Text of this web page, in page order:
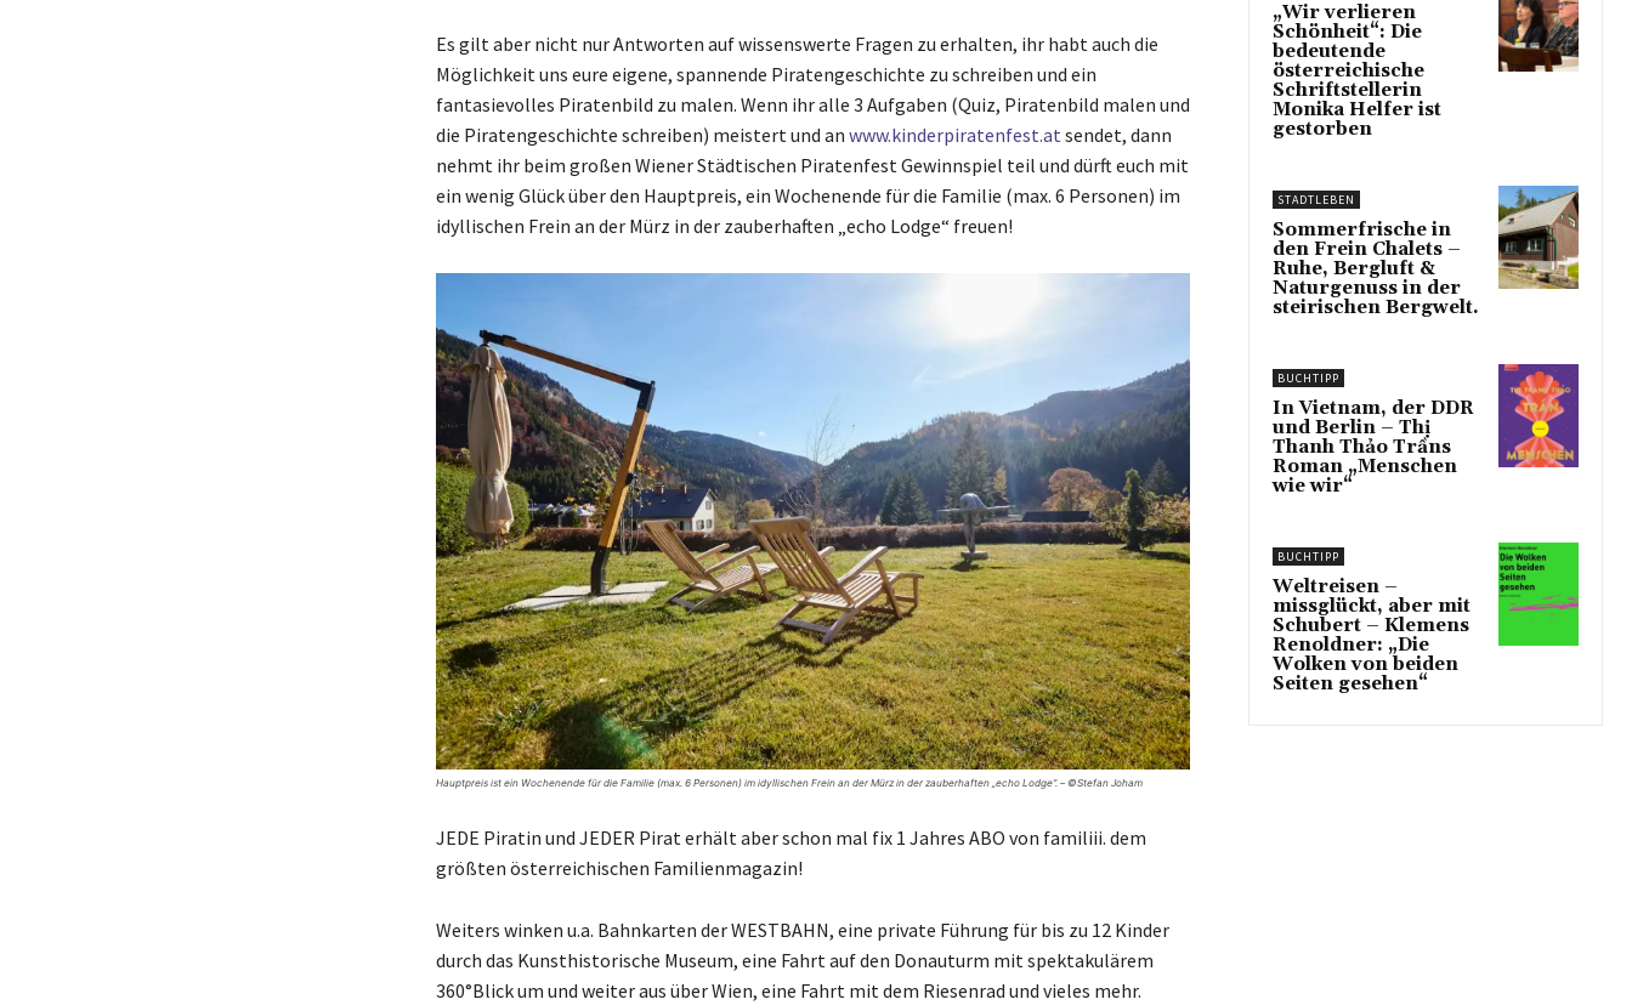
Es gilt aber nicht nur Antworten auf wissenswerte Fragen zu erhalten, ihr habt auch die
Möglichkeit uns eure eigene, spannende Piratengeschichte zu schreiben und ein
fantasievolles Piratenbild zu malen. Wenn ihr alle 3 Aufgaben (Quiz, Piratenbild malen und
die Piratengeschichte schreiben) meistert und an www.kinderpiratenfest.at sendet, dann
nehmt ihr beim großen Wiener Städtischen Piratenfest Gewinnspiel teil und dürft euch mit
ein wenig Glück über den Hauptpreis, ein Wochenende für die Familie (max. 6 Personen) im
idyllischen Frein an der Mürz in der zauberhaften „echo Lodge“ freuen!
Hauptpreis ist ein Wochenende für die Familie (max. 6 Personen) im idyllischen Frein an der Mürz in der zauberhaften „echo Lodge“. – ©Stefan Joham
JEDE Piratin und JEDER Pirat erhält aber schon mal fix 1 Jahres ABO von familiii. dem
größten österreichischen Familienmagazin!
Weiters winken u.a. Bahnkarten der WESTBAHN, eine private Führung für bis zu 12 Kinder
durch das Kunsthistorische Museum, eine Fahrt auf den Donauturm mit spektakulärem
360°Blick um und weiter aus über Wien, eine Fahrt mit dem Riesenrad und vieles mehr.
„Wir verlieren
Schönheit“: Die
bedeutende
österreichische
Schriftstellerin
Monika Helfer ist
gestorben
STADTLEBEN
Sommerfrische in
den Frein Chalets –
Ruhe, Bergluft &
Naturgenuss in der
steirischen Bergwelt.
BUCHTIPP
In Vietnam, der DDR
und Berlin – Thị
Thanh Thảo Trầns
Roman „Menschen
wie wir“
BUCHTIPP
Weltreisen –
missglückt, aber mit
Schubert – Klemens
Renoldner: „Die
Wolken von beiden
Seiten gesehen“